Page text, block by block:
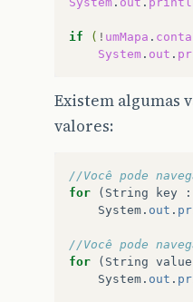
if ( ! umMapa .
System . out .
Existem algumas
valores:
//Você pode
for
( String key :
System . out .
//Você pode
for
( String value
System . out .